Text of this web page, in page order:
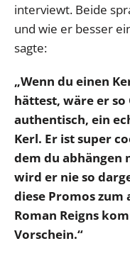
interviewt. Beide
und wie er besser
sagte:
„Wenn du einen
hättest, wäre er so
authentisch, ein
Kerl. Er ist super
dem du abhängen
wird er nie so
diese Promos
Roman Reigns
Vorschein.“